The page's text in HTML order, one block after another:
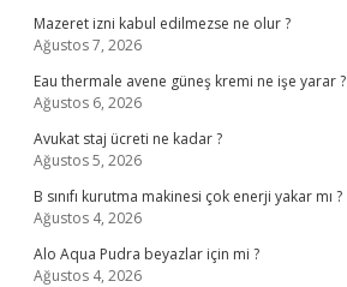
Mazeret izni kabul edilmezse ne olur ?
Ağustos 7, 2026
Eau thermale avene güneş kremi ne işe yarar ?
Ağustos 6, 2026
Avukat staj ücreti ne kadar ?
Ağustos 5, 2026
B sınıfı kurutma makinesi çok enerji yakar mı ?
Ağustos 4, 2026
Alo Aqua Pudra beyazlar için mi ?
Ağustos 4, 2026